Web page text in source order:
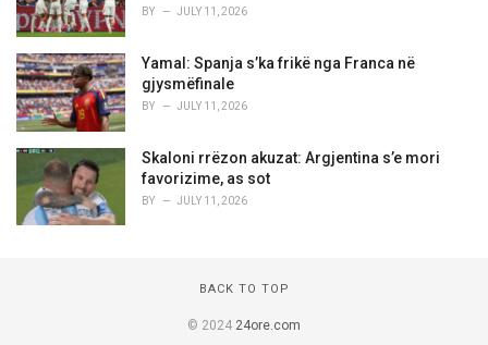
BY JULY 11, 2026
Yamal: Spanja s’ka frikë nga Franca në
gjysmëfinale
BY JULY 11, 2026
Skaloni rrëzon akuzat: Argjentina s’e mori
favorizime, as sot
BY JULY 11, 2026
BACK TO TOP
© 2024 24ore.com